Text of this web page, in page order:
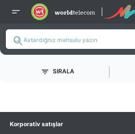
SIRALA
Korporativ satışlar